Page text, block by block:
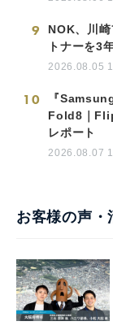
9
NOK、川
トナーを3
2026.08.05
10
『
Fold8｜
レポート
2026.08.07
お客様の声・